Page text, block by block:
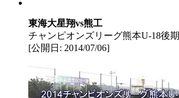
東海大星翔vs熊工
チャンピオンズリーグ熊本U-18後期
[公開日: 2014/07/06]